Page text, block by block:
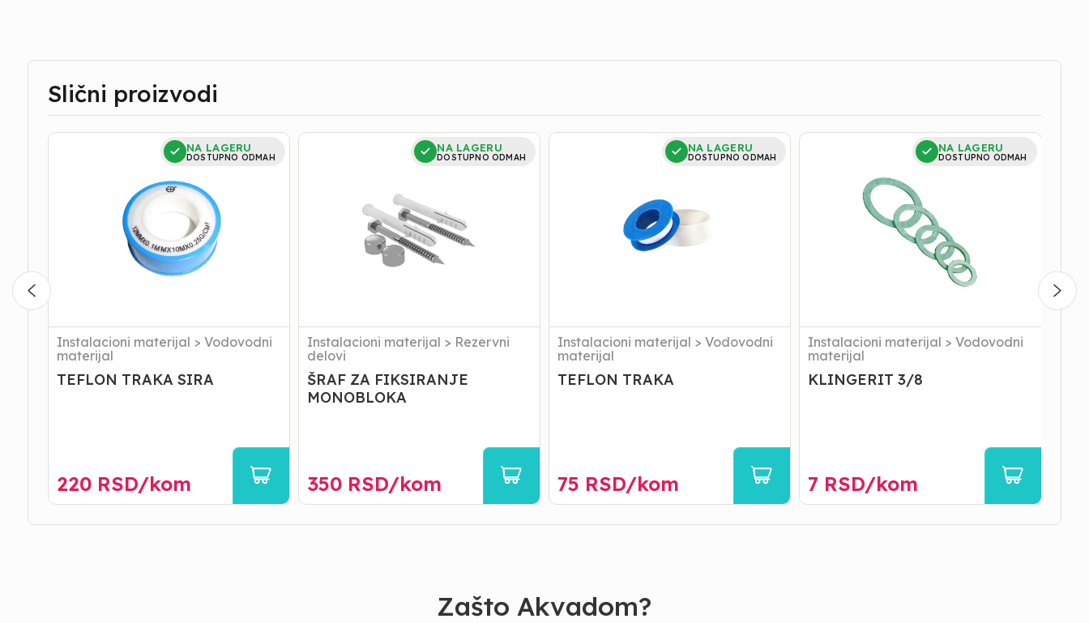
Slični proizvodi
TEFLON
NA LAGERU
DOSTUPNO ODMAH
Instalacioni materijal > Vodovodni
materijal
TEFLON TRAKA SIRA
220RSD/kom
ŠRAF
NA LAGERU
DOSTUPNO ODMAH
Instalacioni materijal > Rezervni
delovi
ŠRAF ZA FIKSIRANJE
MONOBLOKA
350RSD/kom
TEFLON
NA LAGERU
DOSTUPNO ODMAH
Instalacioni materijal > Vodovodni
materijal
TEFLON TRAKA
75 RSD/kom
KLINGERIT
NA LAGERU
DOSTUPNO ODMAH
Instalacioni materijal > Vodovodni
materijal
KLINGERIT 3/8
7 RSD/kom
Zašto Akvadom?